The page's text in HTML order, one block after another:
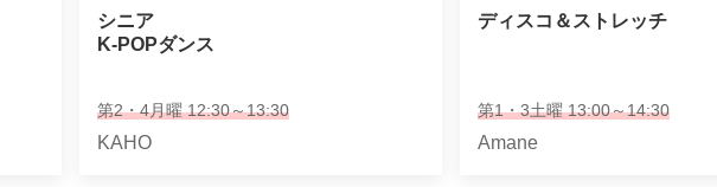
シニア
K-POPダンス
第2・4月曜 12:30～13:30
KAHO
ディスコ＆ストレッチ
第1・3土曜 13:00～14:30
Amane